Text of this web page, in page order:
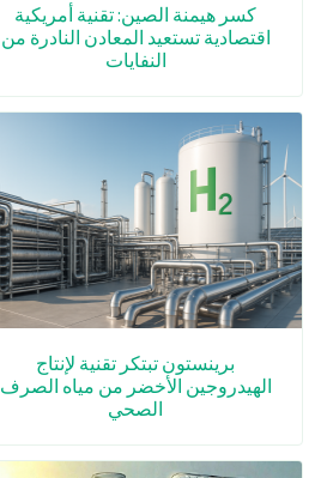
كسر هيمنة الصين: تقنية أمريكية
اقتصادية تستعيد المعادن النادرة من
النفايات
برينستون تبتكر تقنية لإنتاج
الهيدروجين الأخضر من مياه الصرف
الصحي